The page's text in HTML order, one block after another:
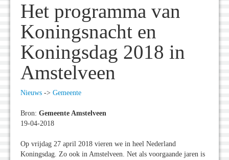
Het programma van
Koningsnacht en
Koningsdag 2018 in
Amstelveen
Nieuws -> Gemeente
Bron: Gemeente Amstelveen
19-04-2018
Op vrijdag 27 april 2018 vieren we in heel Nederland
Koningsdag. Zo ook in Amstelveen. Net als voorgaande jaren is